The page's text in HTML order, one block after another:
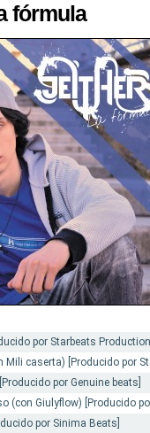
fórmula
por Starbeats
Mili caserta) [Producido por
por Genuine beats]
(con Giulyflow) [Producido
por Sinima Beats]